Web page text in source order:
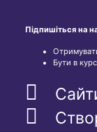
Підпишіться на
Бути в